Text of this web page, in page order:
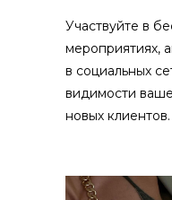
Участвуйте в
мероприятиях,
в социальных
видимости
новых клиентов.